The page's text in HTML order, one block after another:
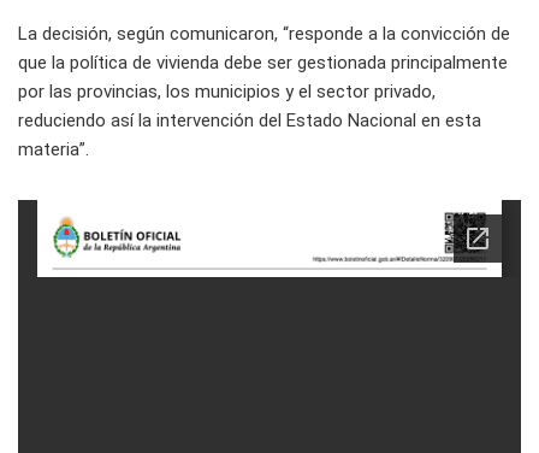
La decisión, según comunicaron, “responde a la convicción de
que la política de vivienda debe ser gestionada principalmente
por las provincias, los municipios y el sector privado,
reduciendo así la intervención del Estado Nacional en esta
materia”.